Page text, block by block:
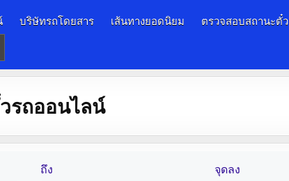
บริษัทรถโดยสาร เส้นทางยอดนิยม ตรวจสอบสถานะตั๋ว
รถออนไลน์